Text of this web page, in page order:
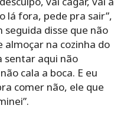
lá fora, pede pra sair”,
disse que não
almoçar na cozinha do
sentar aqui não
cala a boca. E eu
comer não, ele que